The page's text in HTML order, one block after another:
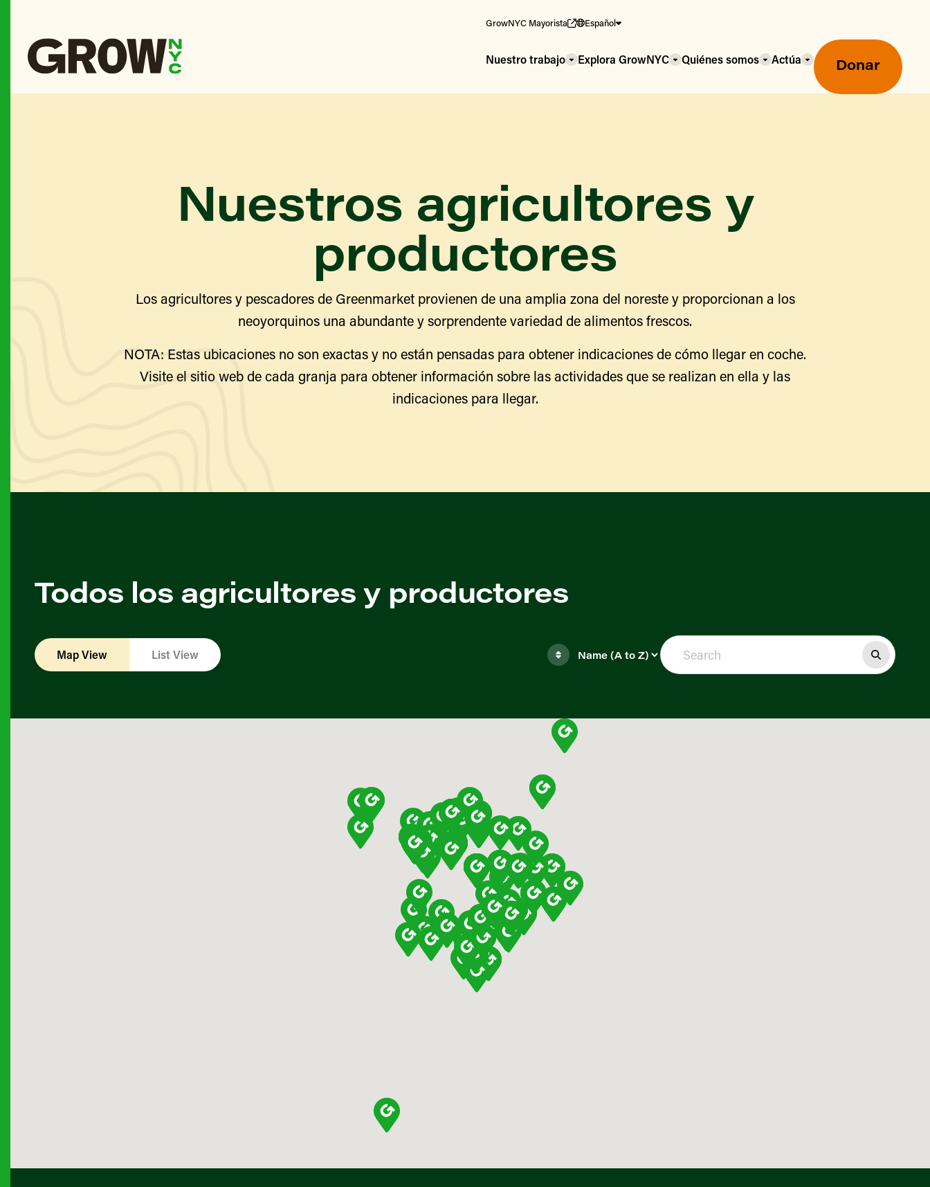
GrowNYC Mayorista Español
Nuestro trabajo
Uso de SNAP y beneficios
nutricionales
alimentos
productores
Explora GrowNYC Quiénes somos Actúa Donar
Nuestros agricultores y
productores
Los agricultores y pescadores de Greenmarket provienen de una amplia zona del noreste y proporcionan a los
neoyorquinos una abundante y sorprendente variedad de alimentos frescos.
NOTA: Estas ubicaciones no son exactas y no están pensadas para obtener indicaciones de cómo llegar en coche.
Visite el sitio web de cada granja para obtener información sobre las actividades que se realizan en ella y las
indicaciones para llegar.
Todos los agricultores y productores
Map View List View